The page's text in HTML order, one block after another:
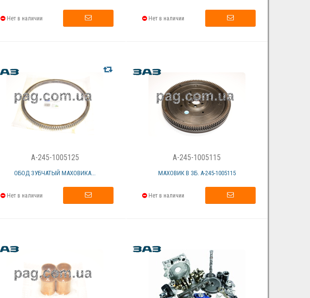
Нет в наличии Нет в наличии
A-245-1005125
ОБОД ЗУБЧАТЫЙ МАХОВИКА...
Нет в наличии
A-245-1005115
МАХОВИК В ЗБ. А-245-1005115
Нет в наличии